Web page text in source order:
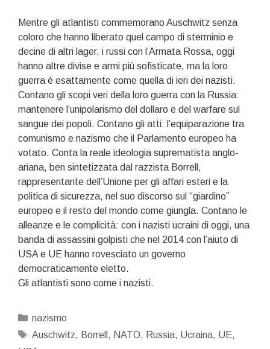
Mentre gli atlantisti commemorano Auschwitz senza
coloro che hanno liberato quel campo di sterminio e
decine di altri lager, i russi con l’Armata Rossa, oggi
hanno altre divise e armi più sofisticate, ma la loro
guerra è esattamente come quella di ieri dei nazisti.
Contano gli scopi veri della loro guerra con la Russia:
mantenere l’unipolarismo del dollaro e del warfare sul
sangue dei popoli. Contano gli atti: l’equiparazione tra
comunismo e nazismo che il Parlamento europeo ha
votato. Conta la reale ideologia suprematista anglo-
ariana, ben sintetizzata dal razzista Borrell,
rappresentante dell’Unione per gli affari esteri e la
politica di sicurezza, nel suo discorso sul “giardino”
europeo e il resto del mondo come giungla. Contano le
alleanze e le complicità: con i nazisti ucraini di oggi, una
banda di assassini golpisti che nel 2014 con l’aiuto di
USA e UE hanno rovesciato un governo
democraticamente eletto.
Gli atlantisti sono come i nazisti.
Categorie
nazismo
Tag
Auschwitz, Borrell , NATO, Russia, Ucraina, UE,